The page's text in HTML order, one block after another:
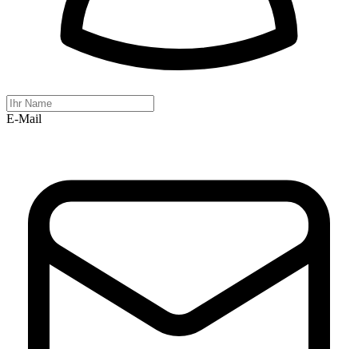
E-Mail